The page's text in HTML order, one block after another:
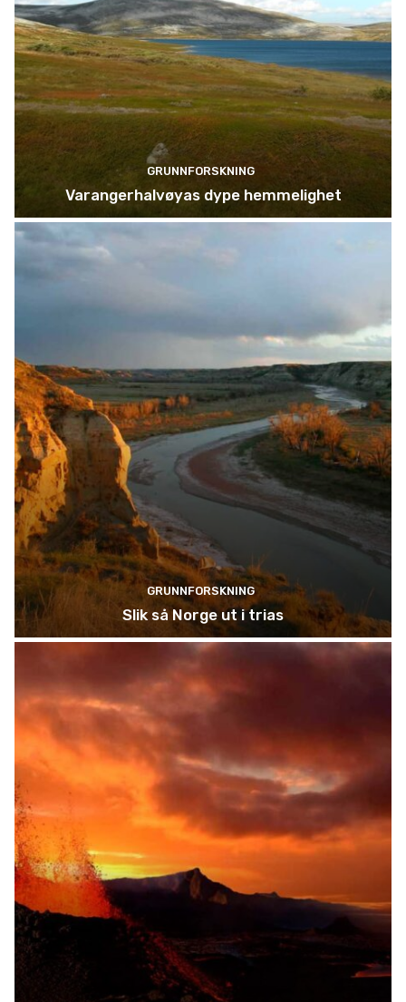
GRUNNFORSKNING
Varangerhalvøyas dype hemmelighet
GRUNNFORSKNING
Slik så Norge ut i trias